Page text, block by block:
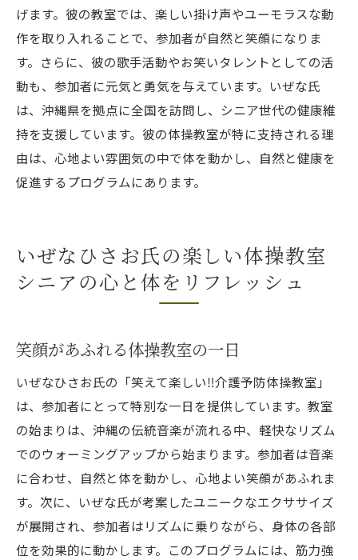
げます。彼の教室では、楽しい掛け声やユーモラスな動
作を取り入れることで、参加者が自然と笑顔になりま
す。さらに、彼の歌手活動やお笑いタレントとしての活
動も、参加者に元気と勇気を与えています。いぜな氏
は、沖縄県を拠点に全国を訪問し、シニア世代の健康維
持を支援しています。彼の体操教室が特に支持される理
由は、心地よい雰囲気の中で体を動かし、自然と健康を
促進するプログラムにあります。
いぜなひさお氏の楽しい体操教室
シニアの心と体をリフレッシュ
笑顔があふれる体操教室の一日
いぜなひさお氏の「笑えて楽しい‼️介護予防体操教室」
は、参加者にとって特別な一日を提供しています。教室
の始まりは、沖縄の伝統音楽が流れる中、軽快なリズム
でのウォーミングアップから始まります。参加者は音楽
に合わせ、自然と体を動かし、心地よい笑顔があふれま
す。次に、いぜな氏が考案したユニークなエクササイズ
が展開され、参加者はリズムに乗りながら、身体の各部
位を効果的に動かします。このプログラムには、筋力強